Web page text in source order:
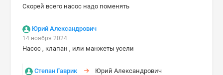
Скорей всего насос надо поменять
Юрий Александрович
14 ноября 2024
Насос , клапан , или манжеты усели
Степан Гаврик Юрий Александрович